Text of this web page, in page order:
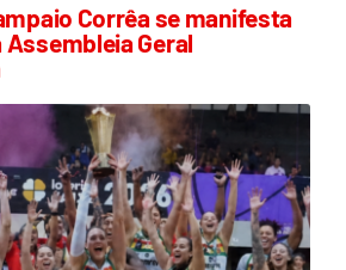
Corrêa se manifesta
Geral